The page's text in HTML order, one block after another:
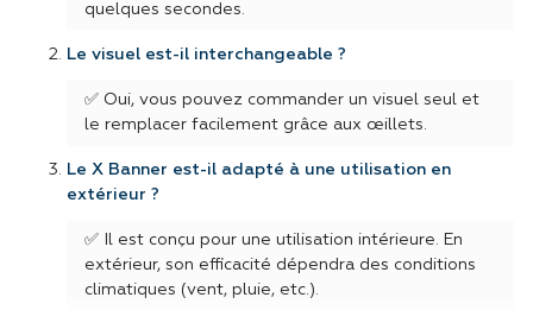
quelques secondes.
Le visuel est-il interchangeable ?
✅ Oui, vous pouvez commander un visuel seul et
le remplacer facilement grâce aux œillets.
Le X Banner est-il adapté à une utilisation en
extérieur ?
✅ Il est conçu pour une utilisation intérieure. En
extérieur, son efficacité dépendra des conditions
climatiques (vent, pluie, etc.).